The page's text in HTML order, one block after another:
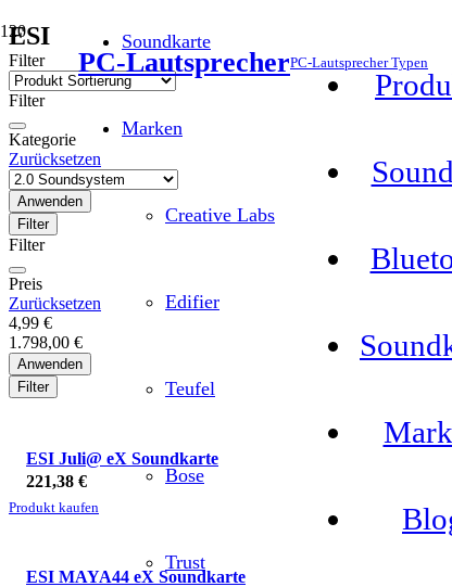
PC-LautsprecherPC-Lautsprecher Typen
Soundkarte
Marken
Creative Labs
Edifier
Teufel
Bose
Trust
ESI
Filter
Filter
Kategorie
Zurücksetzen
Anwenden
Filter
Filter
Preis
Zurücksetzen
4,99 €
1.798,00 €
Anwenden
Filter
ESI Juli@ eX Soundkarte
221,38 €
Produkt kaufen
ESI MAYA44 eX Soundkarte